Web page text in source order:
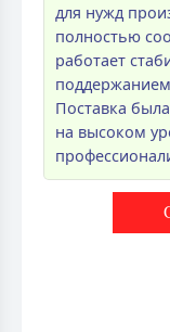
для нужд
полностью
работает
Поставка
на высоком